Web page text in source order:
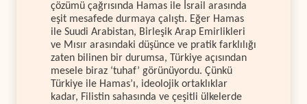
çözümü çağrısında Hamas ile İsrail arasında
eşit mesafede durmaya çalıştı. Eğer Hamas
ile Suudi Arabistan, Birleşik Arap Emirlikleri
ve Mısır arasındaki düşünce ve pratik farklılığı
zaten bilinen bir durumsa, Türkiye açısından
mesele biraz ‘tuhaf’ görünüyordu. Çünkü
Türkiye ile Hamas’ı, ideolojik ortaklıklar
kadar, Filistin sahasında ve çeşitli ülkelerde